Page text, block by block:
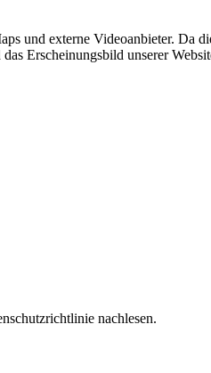
und externe Videoanbieter. Da
Erscheinungsbild unserer
nachlesen.